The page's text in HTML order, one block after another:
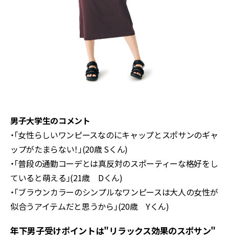
男子大学生のコメント
・「女性らしいワンピースなのにキャップとスポサンのギャ
ップがたまらない！」(20歳 Sくん)
・「普段の通勤コーデとは真反対のスポーティーな格好をし
ていると萌える」(21歳 Dくん)
・「ブラウンカラーのシンプルなワンピースは大人の女性が
似合うアイテムだと思うから」(20歳 Yくん)
年下男子受けポイントは"リラックス効果のスポサン"